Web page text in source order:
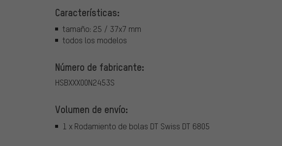
Características:
tamaño: 25 / 37x7 mm
todos los modelos
Número de fabricante:
HSBXXX00N2453S
Volumen de envío:
1 x Rodamiento de bolas DT Swiss DT 6805